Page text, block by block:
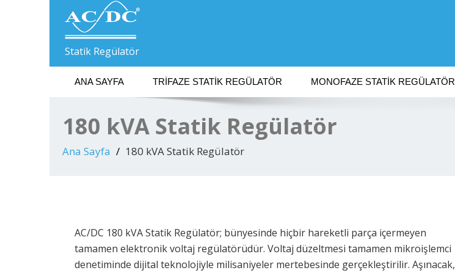
Statik Regülatör
ANA SAYFA TRIFAZE STATIK REGÜLATÖR MONOFAZE STATIK REGÜLATÖR
180 kVA Statik Regülatör
Ana Sayfa 180 kVA Statik Regülatör
AC/DC 180 kVA Statik Regülatör; bünyesinde hiçbir hareketli parça içermeyen
tamamen elektronik voltaj regülatörüdür. Voltaj düzeltmesi tamamen mikroişlemci
denetiminde dijital teknolojiyle milisaniyeler mertebesinde gerçekleştirilir. Aşınacak,